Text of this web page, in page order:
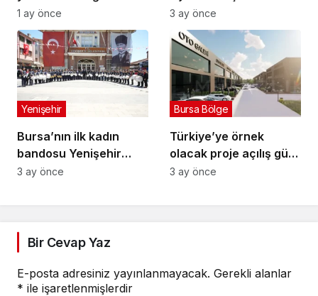
jandarma karakolu
yapılıyor
1 ay önce 3 ay önce
Bursa’nın ilk kadın
bandosu Yenişehir
sokaklarında
Yenişehir
3 ay önce
Türkiye’ye örnek
olacak proje açılış gün
sayıyor
Bursa Bölge
3 ay önce
Bir Cevap Yaz
E-posta adresiniz yayınlanmayacak. Gerekli alanlar
* ile işaretlenmişlerdir